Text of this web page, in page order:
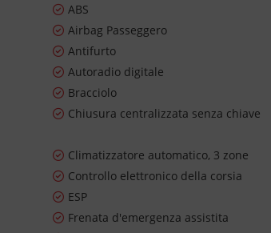
ABS
Airbag Passeggero
Antifurto
Autoradio digitale
Bracciolo
Chiusura centralizzata senza chiave
Climatizzatore automatico, 3 zone
Controllo elettronico della corsia
ESP
Frenata d'emergenza assistita